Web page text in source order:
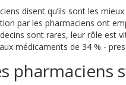
disent qu’ils sont les
par les pharmaciens ont
sont rares, leur rôle est
médicaments de 34 % -
pharmaciens